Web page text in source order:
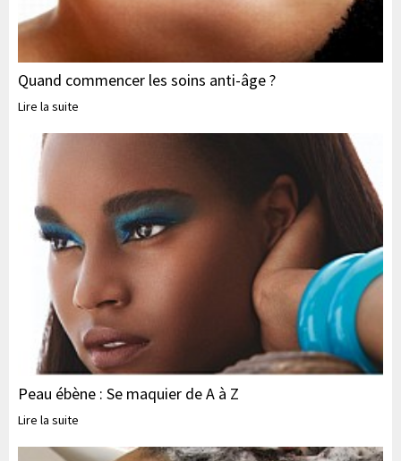
Quand commencer les soins anti-âge ?
Lire la suite
Peau ébène : Se maquier de A à Z
Lire la suite